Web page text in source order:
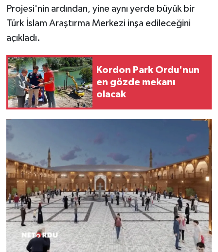
Projesi'nin ardından, yine aynı yerde büyük bir
Türk İslam Araştırma Merkezi inşa edileceğini
açıkladı.
Kordon Park Ordu'nun
en gözde mekanı
olacak
TURİZM
VİDEO HABER
YAŞAM